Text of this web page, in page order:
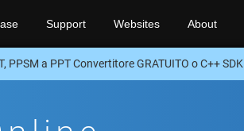
Support Websites About
PPSM a PPT Convertitore GRATUITO o C++ SDK